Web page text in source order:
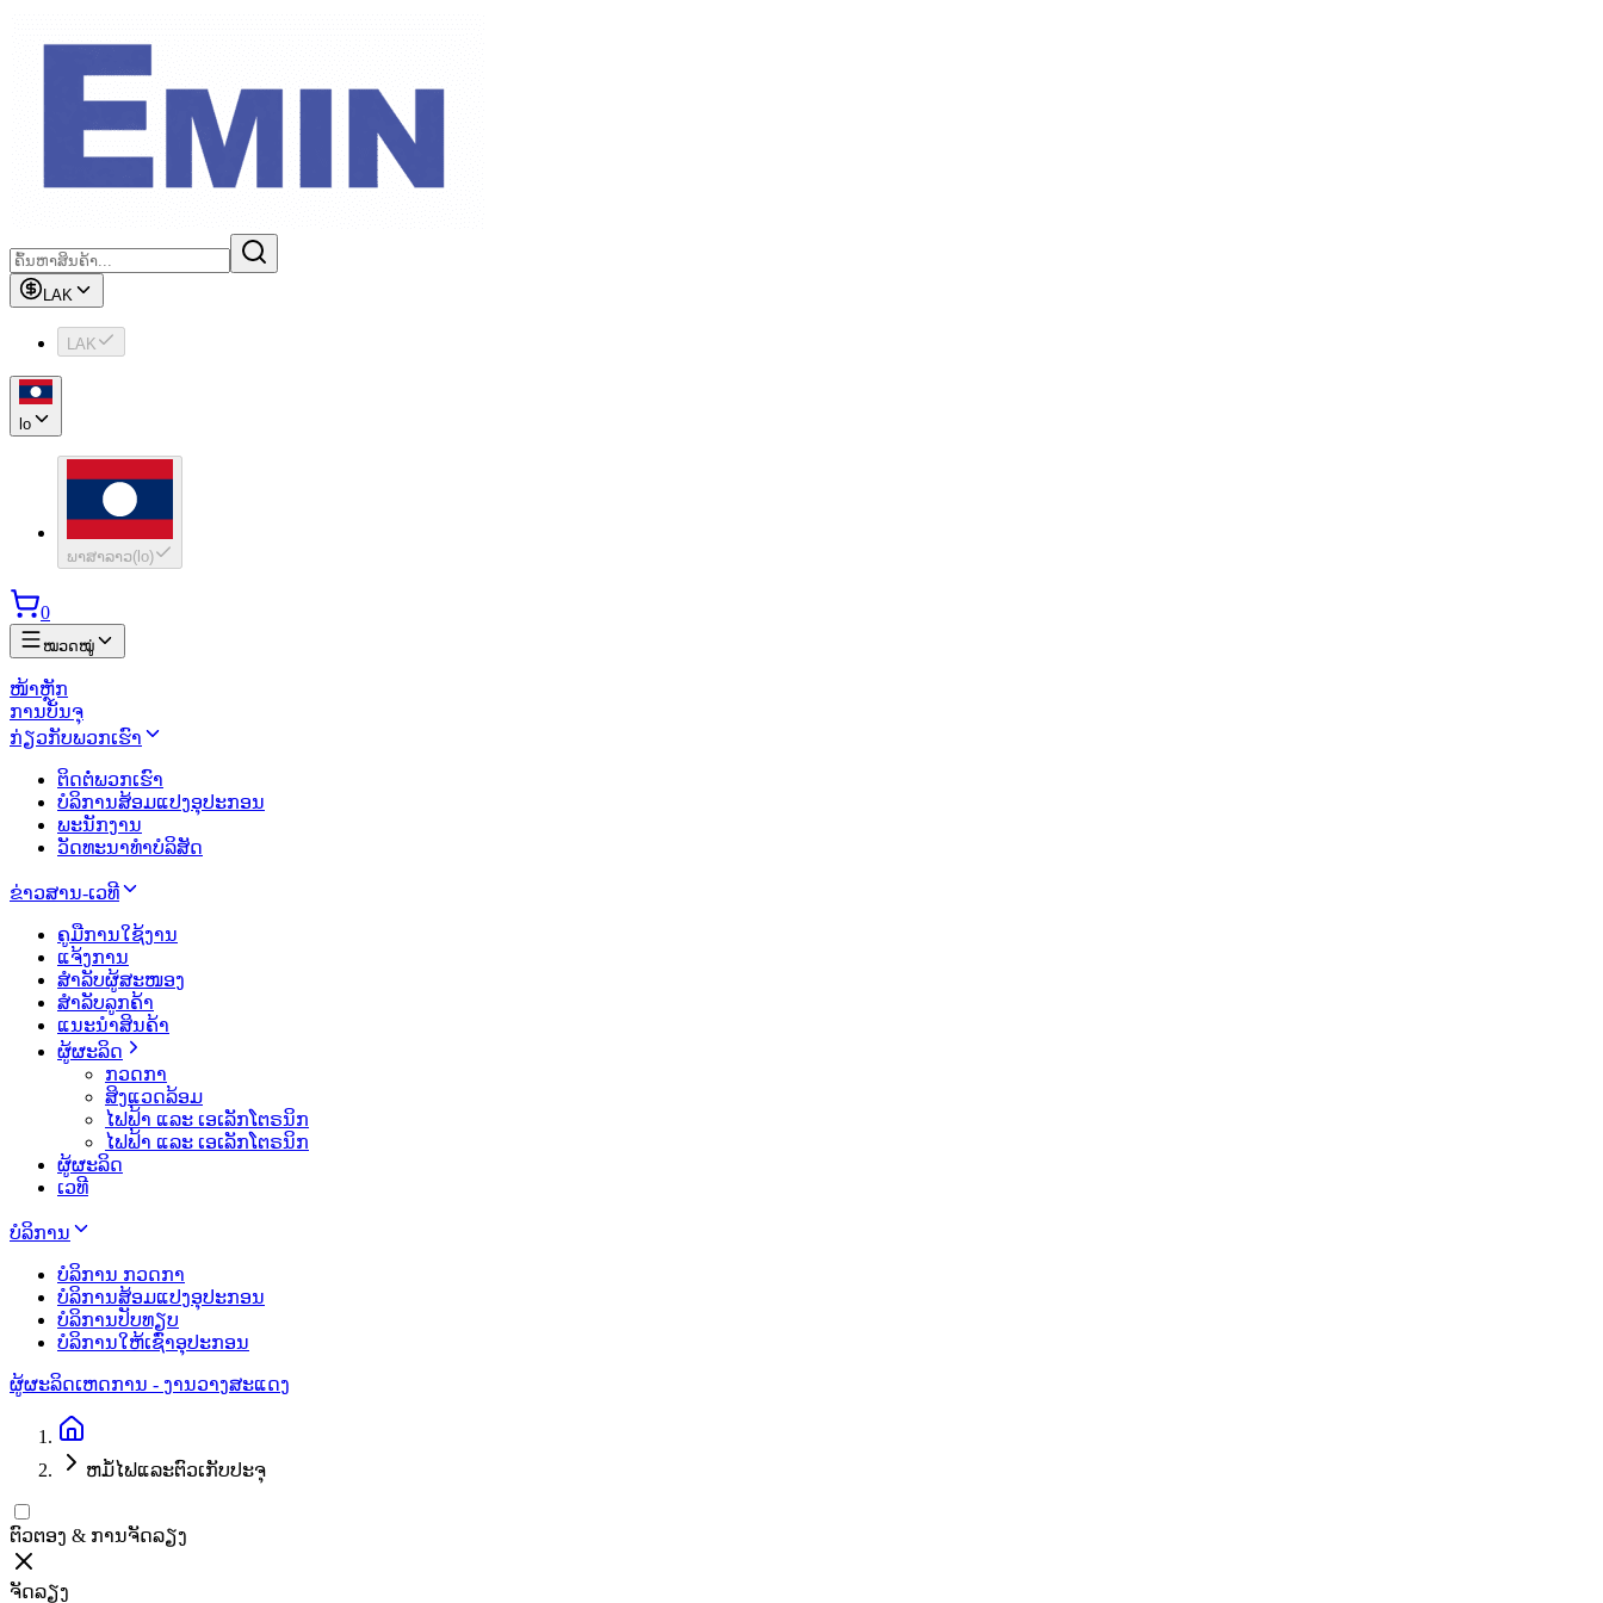
LAK
LAK
lo
ພາສາລາວ( lo)
0
ໝວດໝູ່
ໜ້າຫຼັກ
ການບັນຈຸ
ກ່ຽວກັບພວກເຮົາ
ຕິດຕໍ່ພວກເຮົາ
ບໍລິການສ້ອມແປງອຸປະກອນ
ພະນັກງານ
ວັດທະນາທຳບໍລິສັດ
ຂ່າວສານ-ເວທີ
ຄູມືການໃຊ້ງານ
ແຈ້ງການ
ສຳລັບຜູ້ສະໜອງ
ສຳລັບລູກຄ້າ
ແນະນຳສິນຄ້າ
ຜູ້ຜະລິດ
ກວດກາ
ສິງແວດລ້ອມ
ໄຟຟ້າ ແລະ ເອເລັກໂຕຣນິກ
ໄຟຟ້າ ແລະ ເອເລັກໂຕຣນິກ
ຜູ້ຜະລິດ
ເວທີ
ບໍລິການ
ບໍລິການ ກວດກາ
ບໍລິການສ້ອມແປງອຸປະກອນ
ບໍລິການປັບທຽບ
ບໍລິການໃຫ້ເຊົ່າອຸປະກອນ
ຜູ້ຜະລິດເຫດການ - ງານວາງສະແດງ
ຫມໍ້ໄຟແລະຕົວເກັບປະຈຸ
ຕົວຕອງ & ການຈັດລຽງ
ຈັດລຽງ